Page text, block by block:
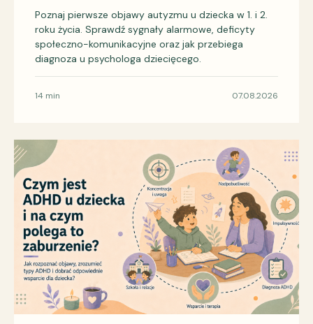
Poznaj pierwsze objawy autyzmu u dziecka w 1. i 2.
roku życia. Sprawdź sygnały alarmowe, deficyty
społeczno-komunikacyjne oraz jak przebiega
diagnoza u psychologa dziecięcego.
14 min 07.08.2026